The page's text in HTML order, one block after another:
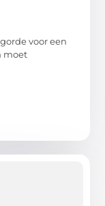
voor een
moet